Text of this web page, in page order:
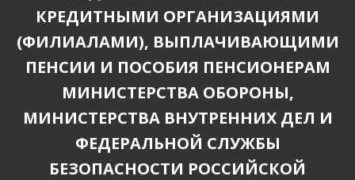
КРЕДИТНЫМИ ОРГАНИЗАЦИЯМИ
(ФИЛИАЛАМИ), ВЫПЛАЧИВАЮЩИМИ
ПЕНСИИ И ПОСОБИЯ ПЕНСИОНЕРАМ
МИНИСТЕРСТВА ОБОРОНЫ,
МИНИСТЕРСТВА ВНУТРЕННИХ ДЕЛ И
ФЕДЕРАЛЬНОЙ СЛУЖБЫ
БЕЗОПАСНОСТИ РОССИЙСКОЙ